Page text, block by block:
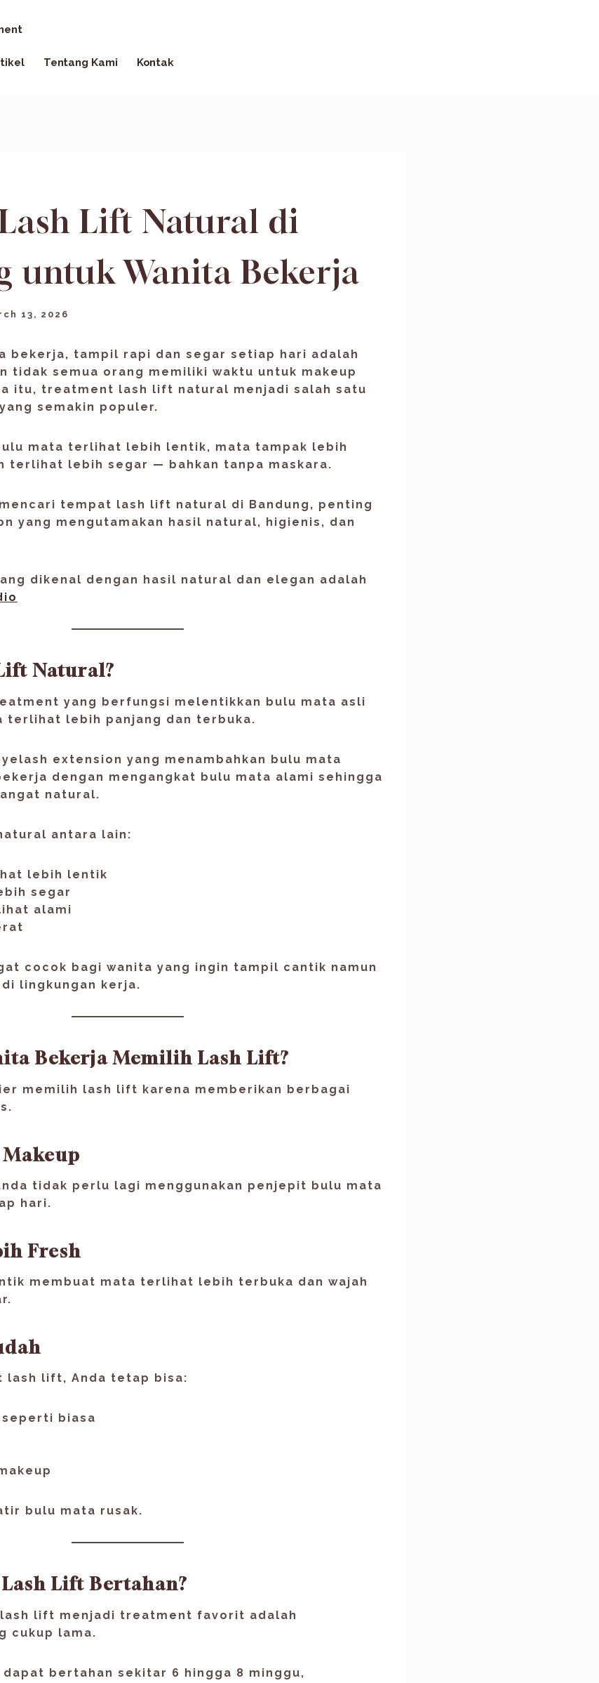
Tentang Kami Kontak
Lift Natural di
untuk Wanita Bekerja
13, 2026
bekerja, tampil rapi dan segar setiap hari adalah
tidak semua orang memiliki waktu untuk makeup
itu, treatment lash lift natural menjadi salah satu
semakin populer.
mata terlihat lebih lentik, mata tampak lebih
terlihat lebih segar — bahkan tanpa maskara.
tempat lash lift natural di Bandung , penting
yang mengutamakan
hasil natural, higienis, dan
dikenal dengan hasil natural dan elegan adalah
Natural?
yang berfungsi melentikkan bulu mata asli
terlihat lebih panjang dan terbuka.
extension yang menambahkan bulu mata
dengan mengangkat bulu mata alami sehingga
natural.
antara lain:
lebih lentik
segar
alami
cocok bagi wanita yang ingin tampil cantik namun
lingkungan kerja.
Bekerja Memilih Lash Lift?
memilih lash lift karena memberikan berbagai
tidak perlu lagi menggunakan penjepit bulu mata
hari.
Fresh
membuat mata terlihat lebih terbuka dan wajah
lash lift, Anda tetap bisa:
seperti biasa
bulu mata rusak.
Lift Bertahan?
lash lift menjadi treatment favorit adalah
cukup lama.
bertahan sekitar 6 hingga 8 minggu,